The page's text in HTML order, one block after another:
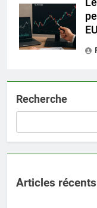
Recherche
Articles récents